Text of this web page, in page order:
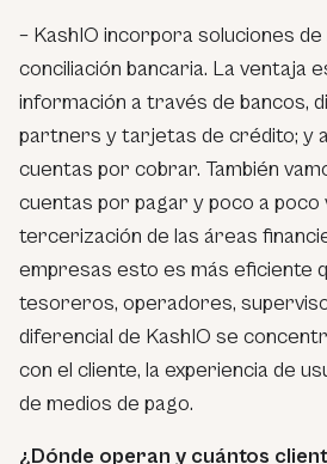
– KashIO incorpora soluciones
conciliación bancaria. La ventaja
información a través de bancos,
partners y tarjetas de crédito; y
cuentas por cobrar. También
cuentas por pagar y poco a poco
tercerización de las áreas
empresas esto es más eficiente
tesoreros, operadores,
diferencial de KashIO se
con el cliente, la experiencia de
de medios de pago.
¿Dónde operan y cuántos